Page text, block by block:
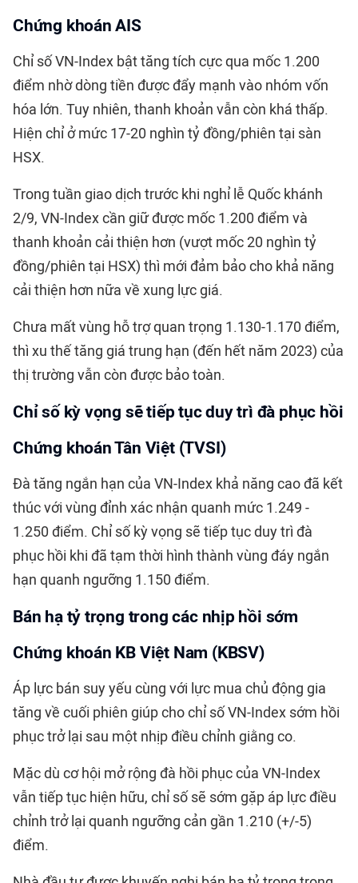
Chứng khoán AIS
Chỉ số VN-Index bật tăng tích cực qua mốc 1.200
điểm nhờ dòng tiền được đẩy mạnh vào nhóm vốn
hóa lớn. Tuy nhiên, thanh khoản vẫn còn khá thấp.
Hiện chỉ ở mức 17-20 nghìn tỷ đồng/phiên tại sàn
HSX.
Trong tuần giao dịch trước khi nghỉ lễ Quốc khánh
2/9, VN-Index cần giữ được mốc 1.200 điểm và
thanh khoản cải thiện hơn (vượt mốc 20 nghìn tỷ
đồng/phiên tại HSX) thì mới đảm bảo cho khả năng
cải thiện hơn nữa về xung lực giá.
Chưa mất vùng hỗ trợ quan trọng 1.130-1.170 điểm,
thì xu thế tăng giá trung hạn (đến hết năm 2023) của
thị trường vẫn còn được bảo toàn.
Chỉ số kỳ vọng sẽ tiếp tục duy trì đà phục hồi
Chứng khoán Tân Việt (TVSI)
Đà tăng ngắn hạn của VN-Index khả năng cao đã kết
thúc với vùng đỉnh xác nhận quanh mức 1.249 -
1.250 điểm. Chỉ số kỳ vọng sẽ tiếp tục duy trì đà
phục hồi khi đã tạm thời hình thành vùng đáy ngắn
hạn quanh ngưỡng 1.150 điểm.
Bán hạ tỷ trọng trong các nhịp hồi sớm
Chứng khoán KB Việt Nam (KBSV)
Áp lực bán suy yếu cùng với lực mua chủ động gia
tăng về cuối phiên giúp cho chỉ số VN-Index sớm hồi
phục trở lại sau một nhịp điều chỉnh giằng co.
Mặc dù cơ hội mở rộng đà hồi phục của VN-Index
vẫn tiếp tục hiện hữu, chỉ số sẽ sớm gặp áp lực điều
chỉnh trở lại quanh ngưỡng cản gần 1.210 (+/-5)
điểm.